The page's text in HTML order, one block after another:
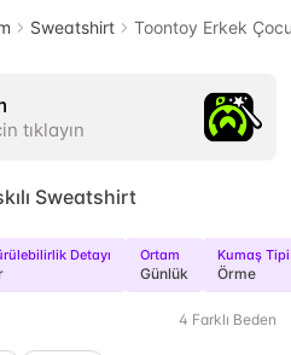
Sweatshirt Toontoy Erkek
tıklayın
Sweatshirt
Detayı Ortam
Günlük
Kumaş Tipi
Örme
4 Farklı Beden